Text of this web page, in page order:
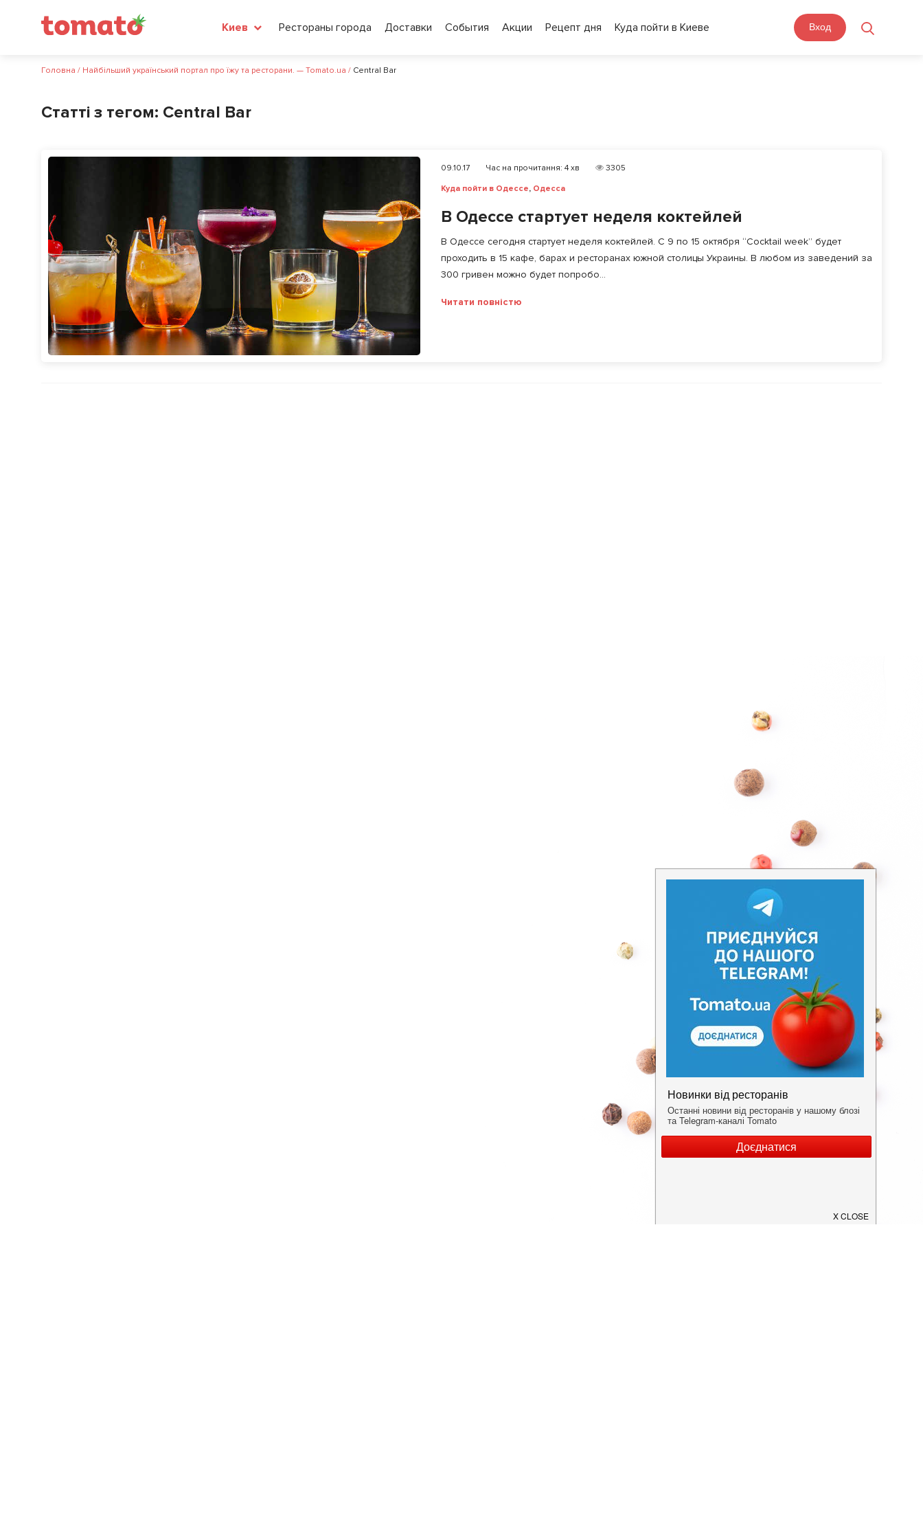
Киев Рестораны города Доставки События Акции Рецепт дня Куда пойти в Киеве Вход
Головна / Найбільший український портал про їжу та ресторани. — Tomato.ua / Central Bar
Статті з тегом: Central Bar
09.10.17 Час на прочитання: 4 хв
3305
Куда пойти в Одессе, Одесса
В Одессе стартует неделя коктейлей
В Одессе сегодня стартует неделя коктейлей. С 9 по 15 октября “Cocktail week” будет
проходить в 15 кафе, барах и ресторанах южной столицы Украины. В любом из заведений за
300 гривен можно будет попробо...
Читати повністю